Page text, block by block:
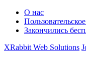
О нас
Закончились
XRabbit Web Solutions